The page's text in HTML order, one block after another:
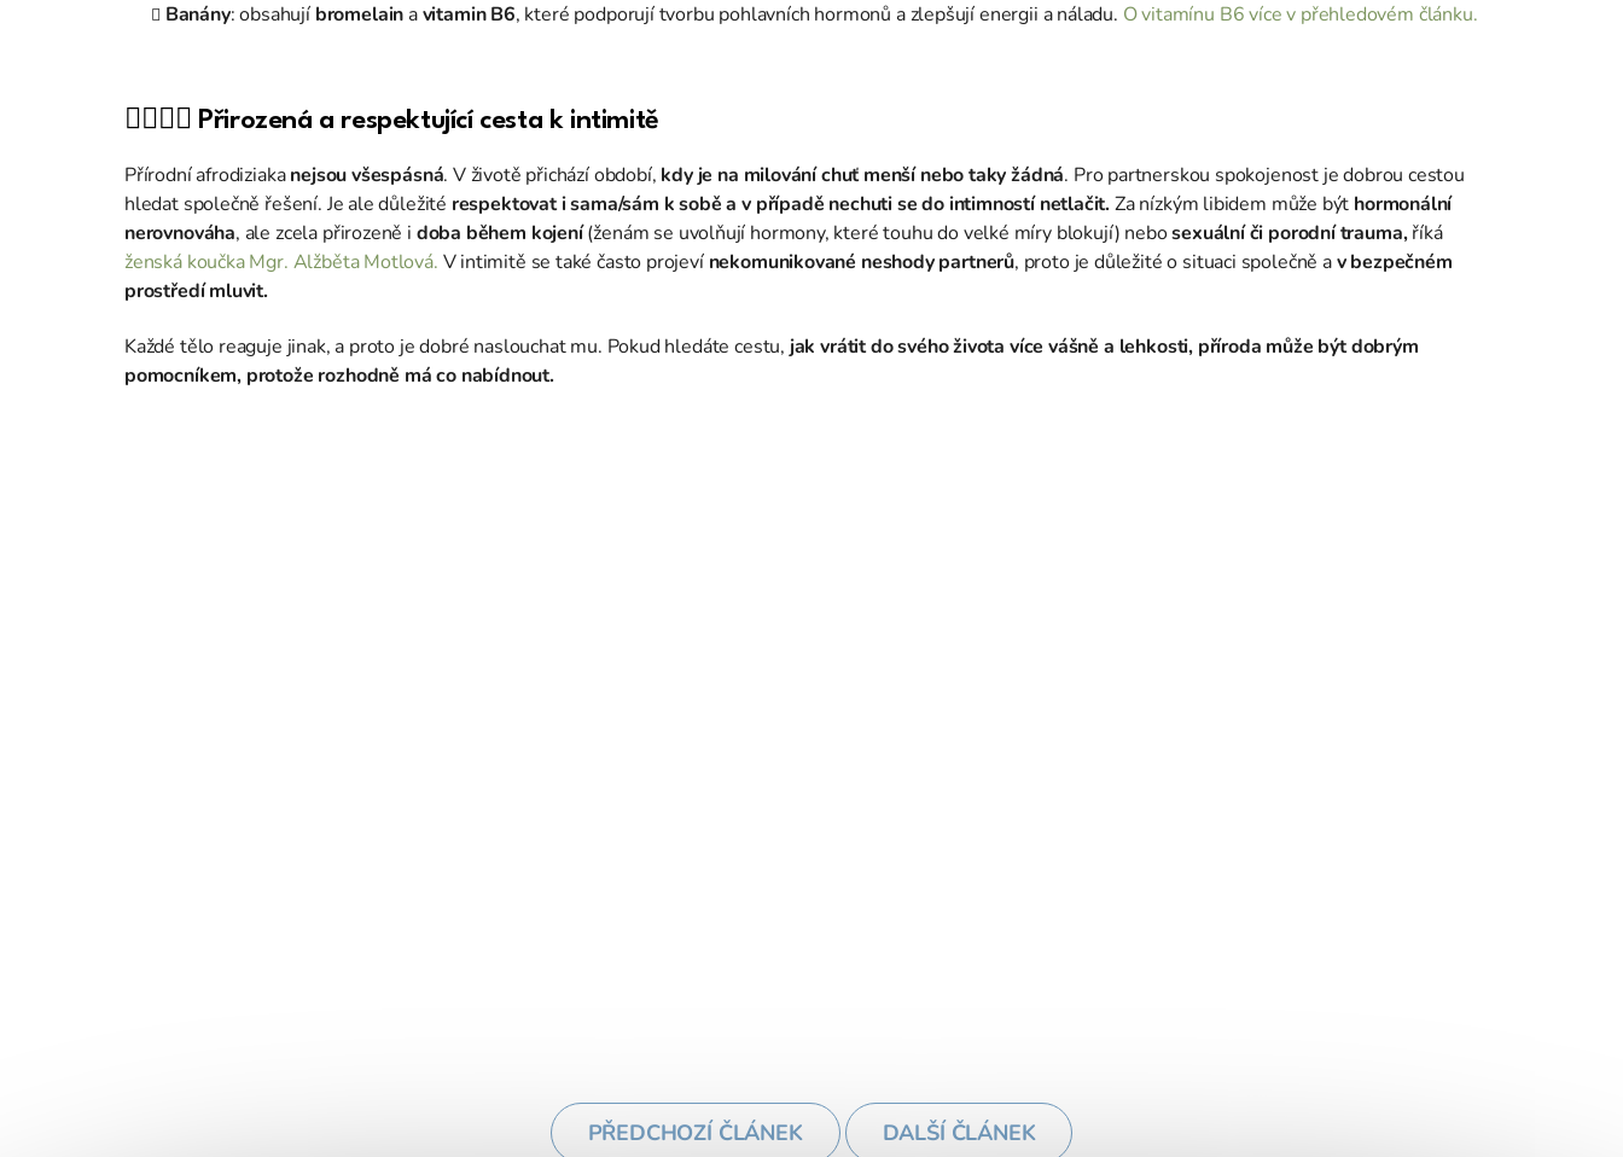
Banány: obsahují bromelain avitamin B6, které podporují tvorbu pohlavních hormonů a zlepšují energii a náladu. O vitamínu B6 více v přehledovém článku.
👩‍❤️‍💋‍👨 Přirozená a respektující cesta k intimitě
Přírodní afrodiziakanejsou všespásná. V životě přichází období, kdy je na milování chuť menší nebo taky žádná. Pro partnerskou spokojenost je dobrou cestou
hledat společně řešení. Je ale důležité respektovat i sama/sám k sobě a v případě nechuti se do intimností netlačit. Za nízkým libidem může být hormonální
nerovnováha, ale zcela přirozeně i doba během kojení(ženám se uvolňují hormony, které touhu do velké míry blokují) nebosexuální či porodní trauma,říká
ženská koučka Mgr. Alžběta Motlová. V intimitě se také často projeví nekomunikované neshody partnerů, proto je důležité o situaci společně av bezpečném
prostředí mluvit.
Každé tělo reaguje jinak, a proto je dobré naslouchat mu. Pokud hledáte cestu, jak vrátit do svého života více vášně a lehkosti, příroda může být dobrým
pomocníkem, protože rozhodně má co nabídnout.
PŘEDCHOZÍ ČLÁNEK DALŠÍ ČLÁNEK